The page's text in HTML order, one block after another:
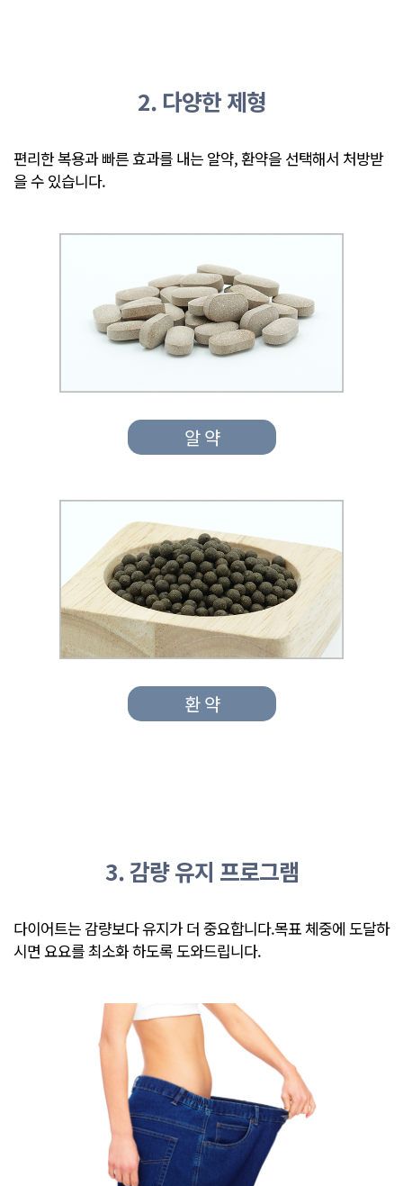
2. 다양한 제형
편리한 복용과 빠른 효과를 내는 알약, 환약을 선택해서 처방받
을 수 있습니다.
알 약
환 약
3. 감량 유지 프로그램
다이어트는 감량보다 유지가 더 중요합니다.목표 체중에 도달하
시면 요요를 최소화 하도록 도와드립니다.